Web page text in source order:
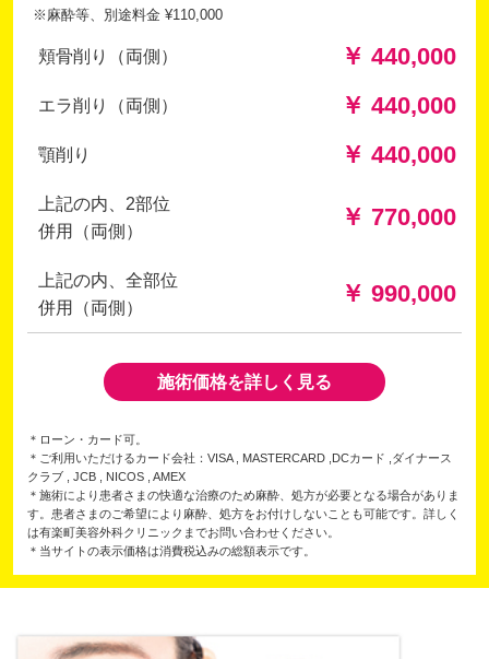
※麻酔等、別途料金 ¥110,000
頬骨削り（両側） ￥ 440,000
エラ削り（両側） ￥ 440,000
顎削り ￥ 440,000
上記の内、2部位
併用（両側）
￥ 770,000
上記の内、全部位
併用（両側）
￥ 990,000
施術価格を詳しく見る
＊ローン・カード可。
＊ご利用いただけるカード会社：VISA , MASTERCARD ,DCカード ,ダイナース
クラブ , JCB , NICOS , AMEX
＊施術により患者さまの快適な治療のため麻酔、処方が必要となる場合がありま
す。患者さまのご希望により麻酔、処方をお付けしないことも可能です。詳しく
は有楽町美容外科クリニックまでお問い合わせください。
＊当サイトの表示価格は消費税込みの総額表示です。